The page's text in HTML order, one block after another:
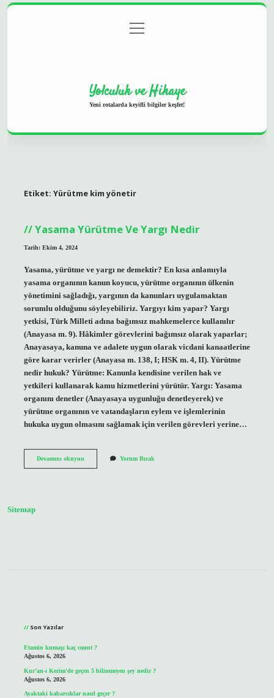
Gizlilik Politikası
menüyü
aç
Yolculuk ve Hikaye
Yeni rotalarda keyifli bilgiler keşfet!
Etiket: Yürütme kim yönetir
Yasama Yürütme Ve Yargı Nedir
Tarih: Ekim 4, 2024
Yasama, yürütme ve yargı ne demektir? En kısa anlamıyla
yasama organının kanun koyucu, yürütme organının ülkenin
yönetimini sağladığı, yargının da kanunları uygulamaktan
sorumlu olduğunu söyleyebiliriz. Yargıyı kim yapar? Yargı
yetkisi, Türk Milleti adına bağımsız mahkemelerce kullanılır
(Anayasa m. 9). Hâkimler görevlerini bağımsız olarak yaparlar;
Anayasaya, kanuna ve adalete uygun olarak vicdani kanaatlerine
göre karar verirler (Anayasa m. 138, I; HSK m. 4, II). Yürütme
nedir hukuk? Yürütme: Kanunla kendisine verilen hak ve
yetkileri kullanarak kamu hizmetlerini yürütür. Yargı: Yasama
organını denetler (Anayasaya uygunluğu denetleyerek) ve
yürütme organının ve vatandaşların eylem ve işlemlerinin
hukuka uygun olmasını sağlamak için verilen görevleri yerine…
Devamını okuyunYasama
Yorum Bırak
Sitemap
Son Yazılar
Etamin kumaşı kaç count ?
Ağustos 6, 2026
Kur’an-ı Kerim’de geçen 5 bilinmeyen şey nedir ?
Ağustos 6, 2026
Ayaktaki kabarcıklar nasıl geçer ?